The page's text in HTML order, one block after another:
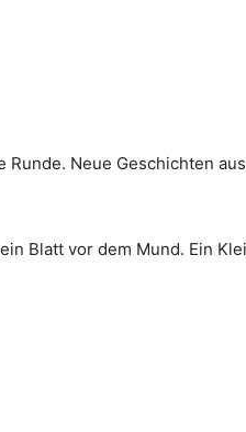
Runde. Neue Geschichten
Blatt vor dem Mund. Ein